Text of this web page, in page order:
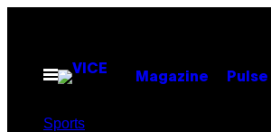
contentOpen
Menu
Magazine Pulse
Sports